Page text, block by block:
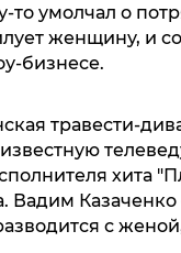
то умолчал о
женщину, и
бизнесе.
травести-
хита
Вадим
с